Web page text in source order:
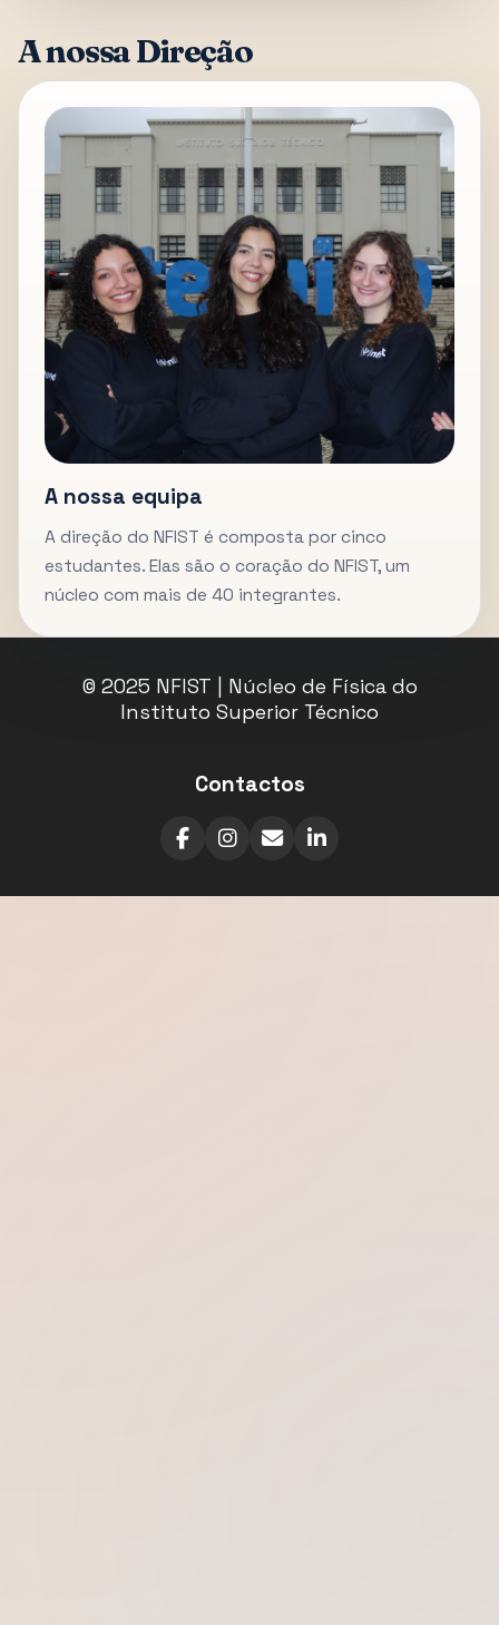
A nossa Direção
A nossa equipa
A direção do NFIST é composta por cinco
estudantes. Elas são o coração do NFIST, um
núcleo com mais de 40 integrantes.
© 2025 NFIST | Núcleo de Física do
Instituto Superior Técnico
Contactos